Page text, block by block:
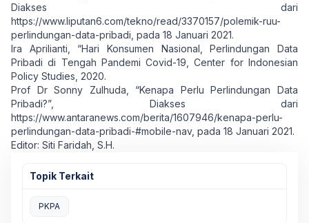
Diakses dari
https://www.liputan6.com/tekno/read/3370157/polemik-ruu-
perlindungan-data-pribadi, pada 18 Januari 2021.
Ira Aprilianti, “Hari Konsumen Nasional, Perlindungan Data
Pribadi di Tengah Pandemi Covid-19, Center for Indonesian
Policy Studies, 2020.
Prof Dr Sonny Zulhuda, “Kenapa Perlu Perlindungan Data
Pribadi?”, Diakses dari
https://www.antaranews.com/berita/1607946/kenapa-perlu-
perlindungan-data-pribadi-#mobile-nav, pada 18 Januari 2021.
Editor: Siti Faridah, S.H.
Topik Terkait
PKPA